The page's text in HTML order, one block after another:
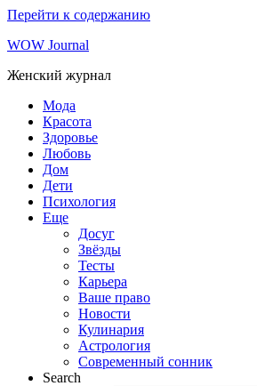
Перейти к содержанию
WOW Journal
Женский журнал
Мода
Красота
Здоровье
Любовь
Дом
Дети
Психология
Еще
Досуг
Звёзды
Тесты
Карьера
Ваше право
Новости
Кулинария
Астрология
Современный сонник
Search